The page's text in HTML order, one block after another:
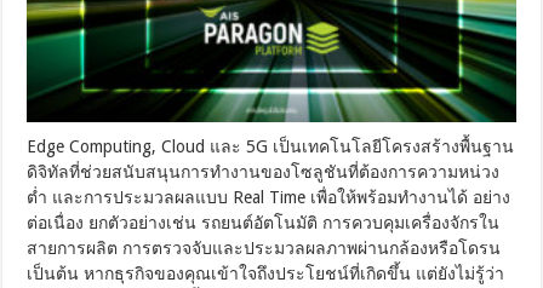
แบบ One
Stop
Service ผ่าน
แพลตฟอร์ม ‘AIS
Paragon’
Edge Computing, Cloud และ 5G เป็นเทคโนโลยีโครงสร้างพื้นฐาน
ดิจิทัลที่ช่วยสนับสนุนการทำงานของโซลูชันที่ต้องการความหน่วง
ต่ำ และการประมวลผลแบบ Real Time เพื่อให้พร้อมทำงานได้ อย่าง
ต่อเนื่อง ยกตัวอย่างเช่น รถยนต์อัตโนมัติ การควบคุมเครื่องจักรใน
สายการผลิต การตรวจจับและประมวลผลภาพผ่านกล้องหรือโดรน
เป็นต้น หากธุรกิจของคุณเข้าใจถึงประโยชน์ที่เกิดขึ้น แต่ยังไม่รู้ว่า